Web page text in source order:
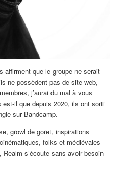
affirment que le groupe ne serait
ne possèdent pas de site web,
j’aurai du mal à vous
il que depuis 2020, ils ont sorti
sur Bandcamp.
growl de goret, inspirations
folks et médiévales
s’écoute sans avoir besoin